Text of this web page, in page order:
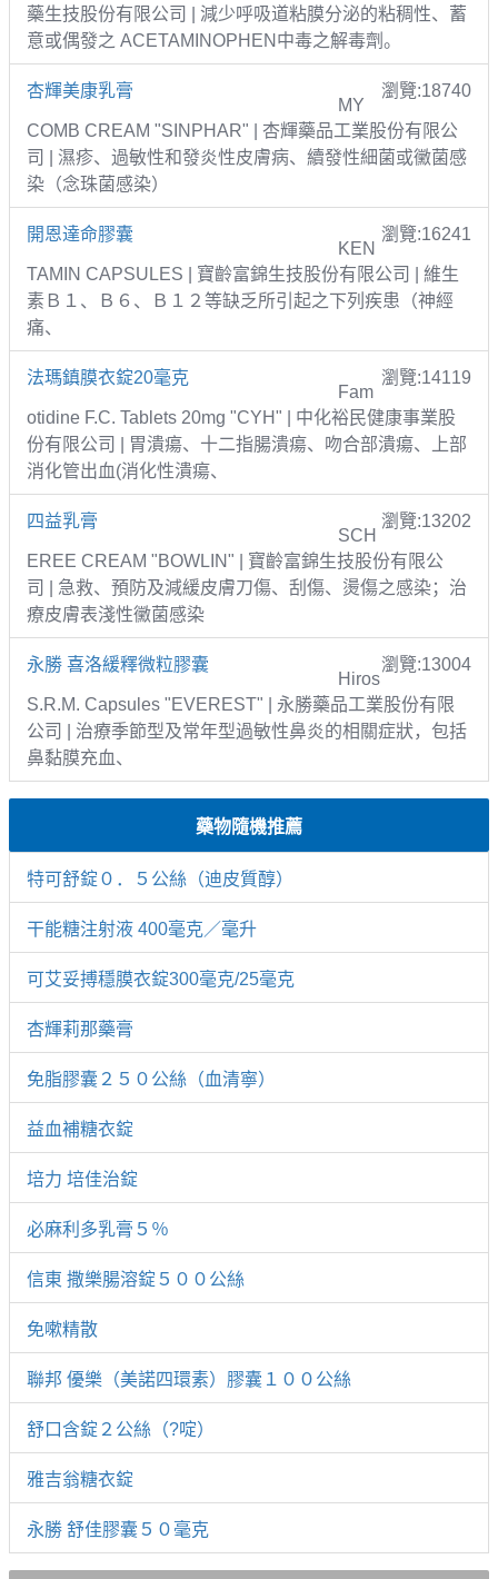
藥生技股份有限公司 | 減少呼吸道粘膜分泌的粘稠性、蓄
意或偶發之 ACETAMINOPHEN中毒之解毒劑。
杏輝美康乳膏 瀏覽:18740
MY
COMB CREAM "SINPHAR" | 杏輝藥品工業股份有限公
司 | 濕疹、過敏性和發炎性皮膚病、續發性細菌或黴菌感
染（念珠菌感染）
開恩達命膠囊 瀏覽:16241
KEN
TAMIN CAPSULES | 寶齡富錦生技股份有限公司 | 維生
素Ｂ１、Ｂ６、Ｂ１２等缺乏所引起之下列疾患（神經
痛、
法瑪鎮膜衣錠20毫克 瀏覽:14119
Fam
otidine F.C. Tablets 20mg "CYH" | 中化裕民健康事業股
份有限公司 | 胃潰瘍、十二指腸潰瘍、吻合部潰瘍、上部
消化管出血(消化性潰瘍、
四益乳膏 瀏覽:13202
SCH
EREE CREAM "BOWLIN" | 寶齡富錦生技股份有限公
司 | 急救、預防及減緩皮膚刀傷、刮傷、燙傷之感染；治
療皮膚表淺性黴菌感染
永勝 喜洛緩釋微粒膠囊 瀏覽:13004
Hiros
S.R.M. Capsules "EVEREST" | 永勝藥品工業股份有限
公司 | 治療季節型及常年型過敏性鼻炎的相關症狀，包括
鼻黏膜充血、
藥物隨機推薦
特可舒錠０．５公絲（迪皮質醇）
干能糖注射液 400毫克／毫升
可艾妥搏穩膜衣錠300毫克/25毫克
杏輝莉那藥膏
免脂膠囊２５０公絲（血清寧）
益血補糖衣錠
培力 培佳治錠
必麻利多乳膏５％
信東 撒樂腸溶錠５００公絲
免嗽精散
聯邦 優樂（美諾四環素）膠囊１００公絲
舒口含錠２公絲（?啶）
雅吉翁糖衣錠
永勝 舒佳膠囊５０毫克